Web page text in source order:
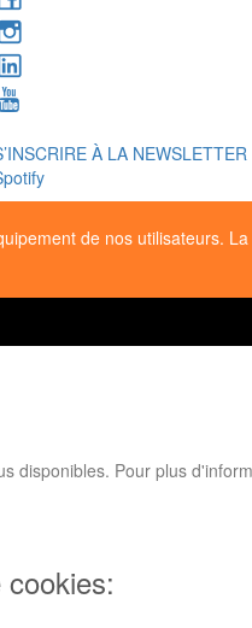
À LA NEWSLETTER
de nos utilisateurs.
Pour plus